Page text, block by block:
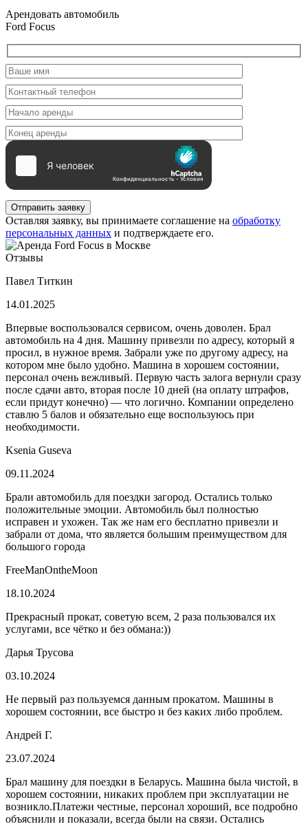
Арендовать автомобиль
Ford Focus
Отправить заявку
Оставляя заявку, вы принимаете соглашение на обработку
персональных данных и подтверждаете его.
Отзывы
Павел Титкин
14.01.2025
Впервые воспользовался сервисом, очень доволен. Брал
автомобиль на 4 дня. Машину привезли по адресу, который я
просил, в нужное время. Забрали уже по другому адресу, на
котором мне было удобно. Машина в хорошем состоянии,
персонал очень вежливый. Первую часть залога вернули сразу
после сдачи авто, вторая после 10 дней (на оплату штрафов,
если придут конечно) — что логично. Компании определено
ставлю 5 балов и обязательно еще воспользуюсь при
необходимости.
Ksenia Guseva
09.11.2024
Брали автомобиль для поездки загород. Остались только
положительные эмоции. Автомобиль был полностью
исправен и ухожен. Так же нам его бесплатно привезли и
забрали от дома, что является большим преимуществом для
большого города
FreeManOntheMoon
18.10.2024
Прекрасный прокат, советую всем, 2 раза пользовался их
услугами, все чётко и без обмана:))
Дарья Трусова
03.10.2024
Не первый раз пользуемся данным прокатом. Машины в
хорошем состоянии, все быстро и без каких либо проблем.
Андрей Г.
23.07.2024
Брал машину для поездки в Беларусь. Машина была чистой, в
хорошем состоянии, никаких проблем при эксплуатации не
возникло.Платежи честные, персонал хороший, все подробно
объяснили и показали, всегда были на связи. Остались